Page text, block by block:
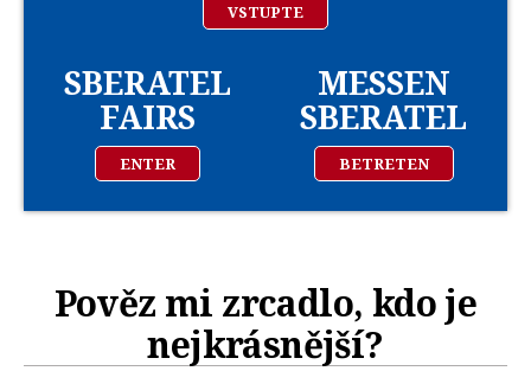
VSTUPTE
SBERATEL
FAIRS
ENTER
MESSEN
SBERATEL
BETRETEN
Pověz mi zrcadlo, kdo je
nejkrásnější?